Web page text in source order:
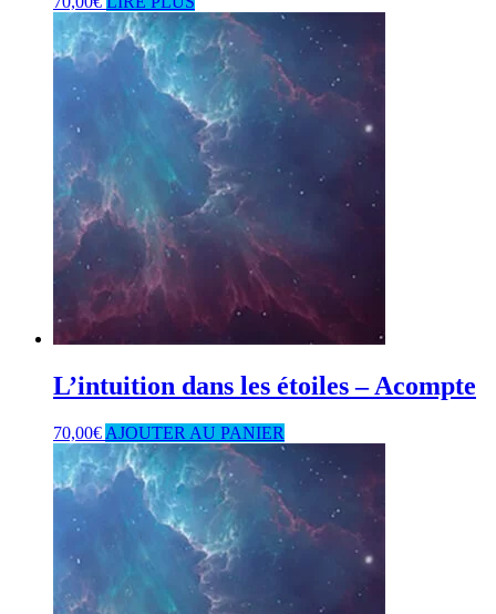
L’intuition dans les étoiles – Acompte
70,00€ AJOUTER AU PANIER